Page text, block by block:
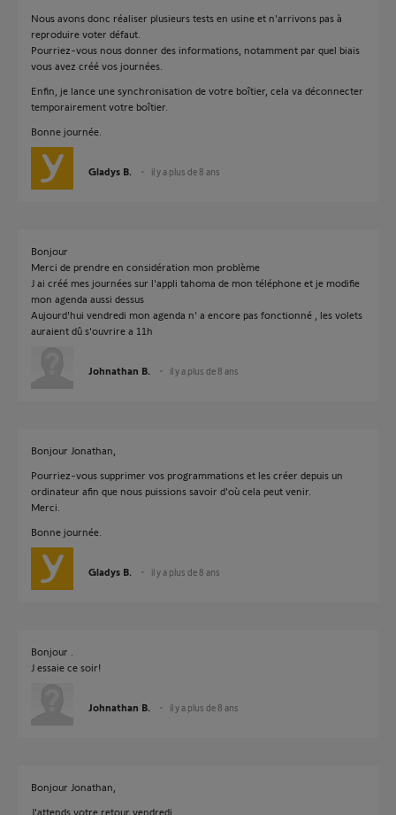
Nous avons donc réaliser plusieurs tests en usine et n'arrivons pas à
reproduire voter défaut.
Pourriez-vous nous donner des informations, notamment par quel biais
vous avez créé vos journées.
Enfin, je lance une synchronisation de votre boîtier, cela va déconnecter
temporairement votre boîtier.
Bonne journée.
Gladys B. il y a plus de 8 ans
Bonjour
Merci de prendre en considération mon problème
J ai créé mes journées sur l'appli tahoma de mon téléphone et je modifie
mon agenda aussi dessus
Aujourd'hui vendredi mon agenda n' a encore pas fonctionné , les volets
auraient dû s'ouvrire a 11h
Johnathan B. il y a plus de 8 ans
Bonjour Jonathan,
Pourriez-vous supprimer vos programmations et les créer depuis un
ordinateur afin que nous puissions savoir d'où cela peut venir.
Merci.
Bonne journée.
Gladys B. il y a plus de 8 ans
Bonjour .
J essaie ce soir!
Johnathan B. il y a plus de 8 ans
Bonjour Jonathan,
J'attends votre retour vendredi.